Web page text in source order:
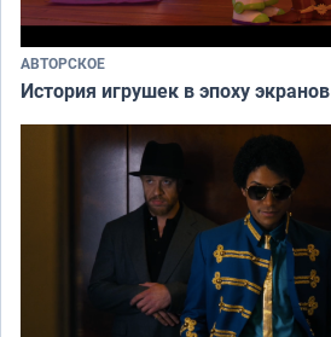
АВТОРСКОЕ
История игрушек в эпоху экранов